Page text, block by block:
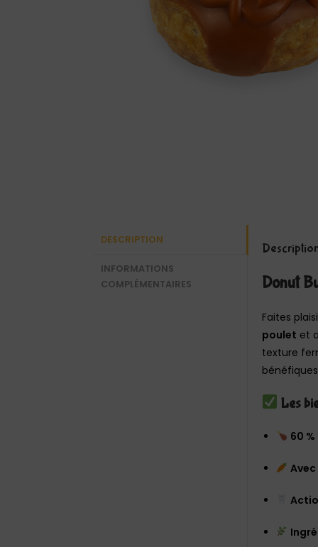
DESCRIPTION
INFORMATIONS
COMPLÉMENTAIRES
Donut
Faites
poulet et
texture
Les
60